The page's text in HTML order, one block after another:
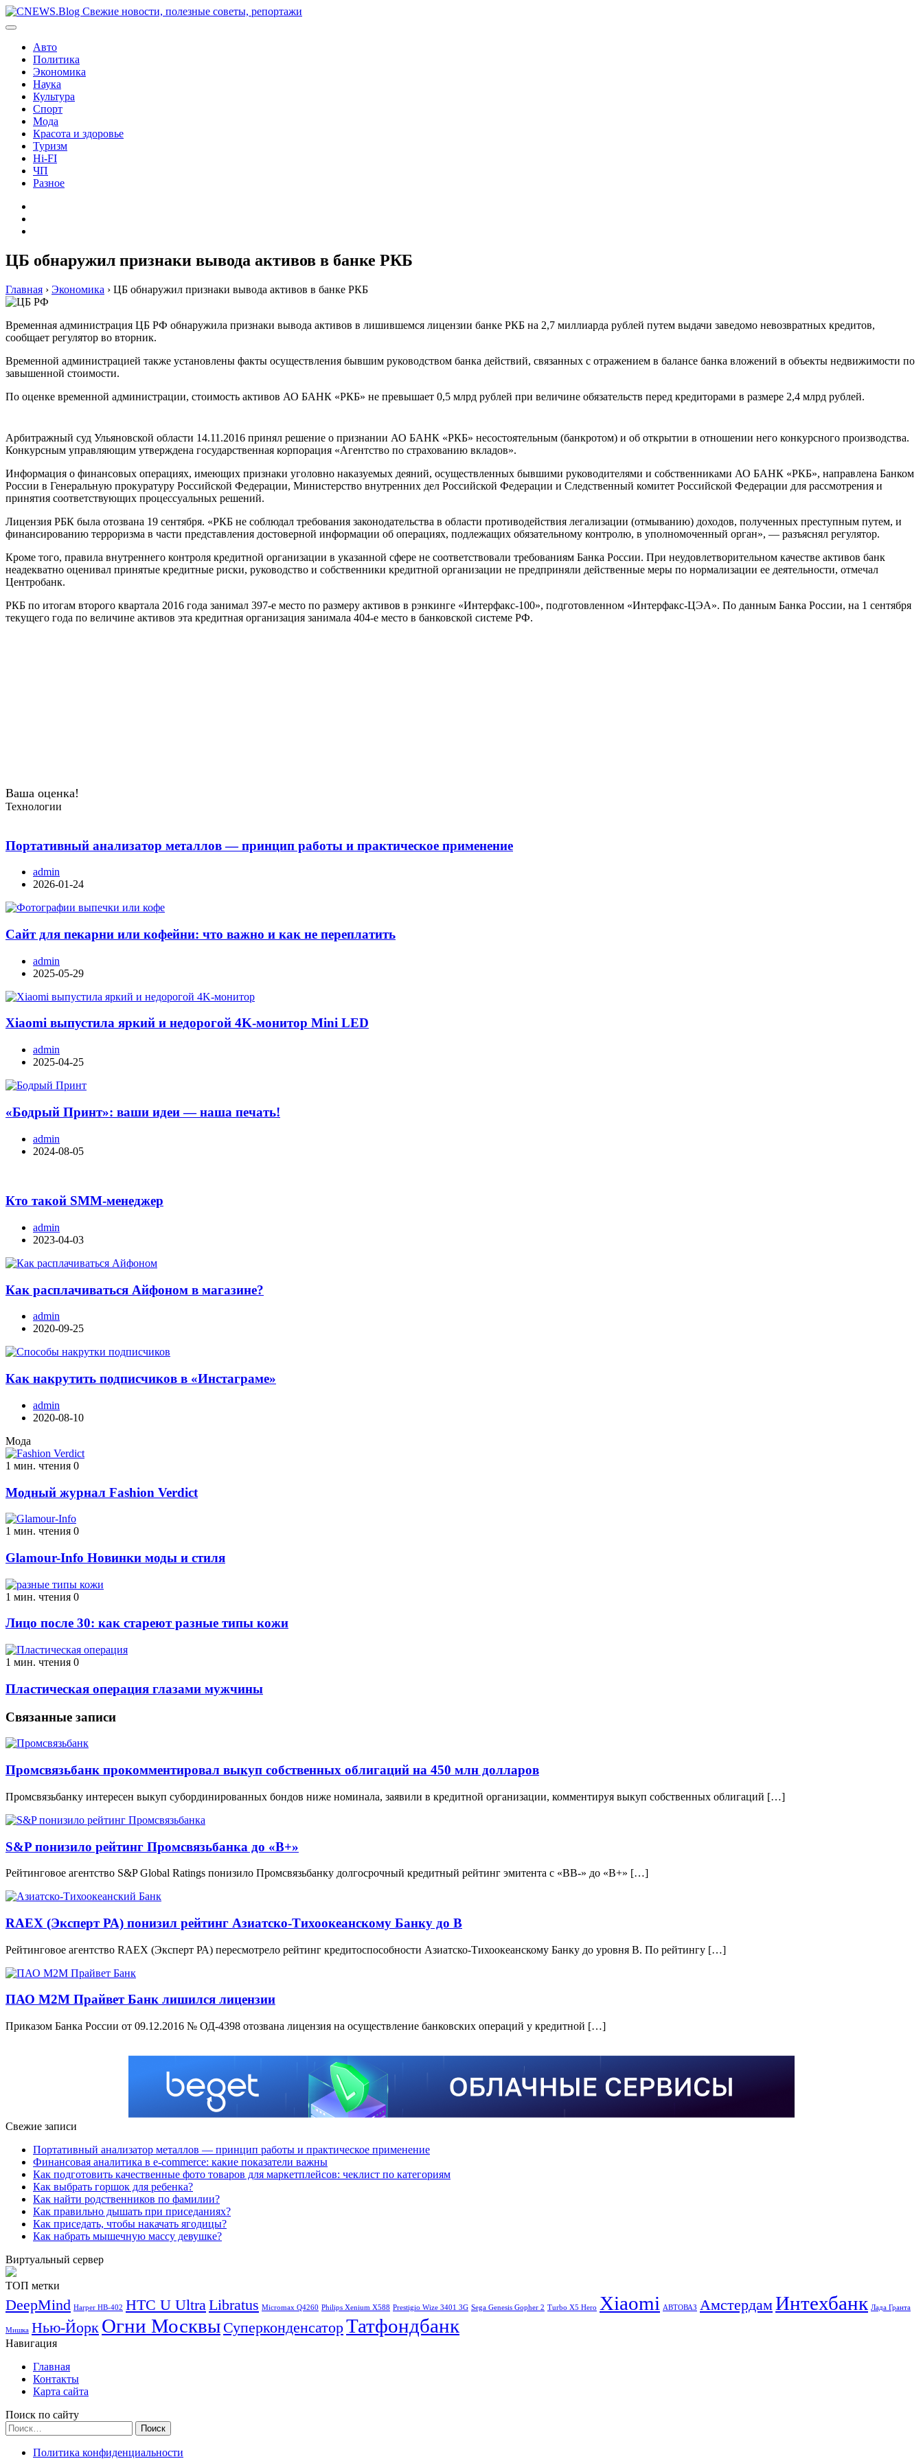
Перейти
к
Авто
Политика
Экономика
Наука
Культура
Спорт
Мода
Красота и здоровье
Туризм
Hi-FI
ЧП
Разное
ЦБ обнаружил признаки вывода активов в банке РКБ
Главная › Экономика › ЦБ обнаружил признаки вывода активов в банке РКБ
Временная администрация ЦБ РФ обнаружила признаки вывода активов в лишившемся лицензии банке РКБ на 2,7 миллиарда рублей путем выдачи заведомо невозвратных кредитов,
сообщает регулятор во вторник.
Временной администрацией также установлены факты осуществления бывшим руководством банка действий, связанных с отражением в балансе банка вложений в объекты недвижимости по
завышенной стоимости.
По оценке временной администрации, стоимость активов АО БАНК «РКБ» не превышает 0,5 млрд рублей при величине обязательств перед кредиторами в размере 2,4 млрд рублей.
Арбитражный суд Ульяновской области 14.11.2016 принял решение о признании АО БАНК «РКБ» несостоятельным (банкротом) и об открытии в отношении него конкурсного производства.
Конкурсным управляющим утверждена государственная корпорация «Агентство по страхованию вкладов».
Информация о финансовых операциях, имеющих признаки уголовно наказуемых деяний, осуществленных бывшими руководителями и собственниками АО БАНК «РКБ», направлена Банком
России в Генеральную прокуратуру Российской Федерации, Министерство внутренних дел Российской Федерации и Следственный комитет Российской Федерации для рассмотрения и
принятия соответствующих процессуальных решений.
Лицензия РБК была отозвана 19 сентября. «РКБ не соблюдал требования законодательства в области противодействия легализации (отмыванию) доходов, полученных преступным путем, и
финансированию терроризма в части представления достоверной информации об операциях, подлежащих обязательному контролю, в уполномоченный орган», — разъяснял регулятор.
Кроме того, правила внутреннего контроля кредитной организации в указанной сфере не соответствовали требованиям Банка России. При неудовлетворительном качестве активов банк
неадекватно оценивал принятые кредитные риски, руководство и собственники кредитной организации не предприняли действенные меры по нормализации ее деятельности, отмечал
Центробанк.
РКБ по итогам второго квартала 2016 года занимал 397-е место по размеру активов в рэнкинге «Интерфакс-100», подготовленном «Интерфакс-ЦЭА». По данным Банка России, на 1 сентября
текущего года по величине активов эта кредитная организация занимала 404-е место в банковской системе РФ.
Ваша оценка!
Технологии
Портативный анализатор металлов — принцип работы и практическое применение
admin
2026-01-24
Сайт для пекарни или кофейни: что важно и как не переплатить
admin
2025-05-29
Xiaomi выпустила яркий и недорогой 4K-монитор Mini LED
admin
2025-04-25
«Бодрый Принт»: ваши идеи — наша печать!
admin
2024-08-05
Кто такой SMM-менеджер
admin
2023-04-03
Как расплачиваться Айфоном в магазине?
admin
2020-09-25
Как накрутить подписчиков в «Инстаграме»
admin
2020-08-10
Мода
1 мин. чтения 0
Модный журнал Fashion Verdict
1 мин. чтения 0
Glamour-Info Новинки моды и стиля
1 мин. чтения 0
Лицо после 30: как стареют разные типы кожи
1 мин. чтения 0
Пластическая операция глазами мужчины
Связанные записи
Промсвязьбанк прокомментировал выкуп собственных облигаций на 450 млн долларов
Промсвязьбанку интересен выкуп субординированных бондов ниже номинала, заявили в кредитной организации, комментируя выкуп собственных облигаций […]
S&P понизило рейтинг Промсвязьбанка до «B+»
Рейтинговое агентство S&P Global Ratings понизило Промсвязьбанку долгосрочный кредитный рейтинг эмитента с «ВВ-» до «B+» […]
RAEX (Эксперт РА) понизил рейтинг Азиатско-Тихоокеанскому Банку до В
Рейтинговое агентство RAEX (Эксперт РА) пересмотрело рейтинг кредитоспособности Азиатско-Тихоокеанскому Банку до уровня В. По рейтингу […]
ПАО М2М Прайвет Банк лишился лицензии
Приказом Банка России от 09.12.2016 № ОД-4398 отозвана лицензия на осуществление банковских операций у кредитной […]
Свежие записи
Портативный анализатор металлов — принцип работы и практическое применение
Финансовая аналитика в e-commerce: какие показатели важны
Как подготовить качественные фото товаров для маркетплейсов: чеклист по категориям
Как выбрать горшок для ребенка?
Как найти родственников по фамилии?
Как правильно дышать при приседаниях?
Как приседать, чтобы накачать ягодицы?
Как набрать мышечную массу девушке?
Виртуальный сервер
ТОП метки
DeepMind Harper HB-402 HTC U UltraLibratus Micromax Q4260 Philips Xenium X588 Prestigio Wize 3401 3G Sega Genesis Gopher 2 Turbo X5 Hero Xiaomi АВТОВАЗ АмстердамИнтехбанк Лада Гранта
Мишка Нью-Йорк Огни Москвы СуперконденсаторТатфондбанк
Навигация
Главная
Контакты
Карта сайта
Поиск по сайту
Найти:
Политика конфиденциальности